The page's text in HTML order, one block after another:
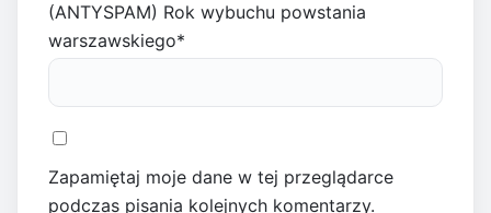
(ANTYSPAM) Rok wybuchu powstania
warszawskiego*
Zapamiętaj moje dane w tej przeglądarce
podczas pisania kolejnych komentarzy.